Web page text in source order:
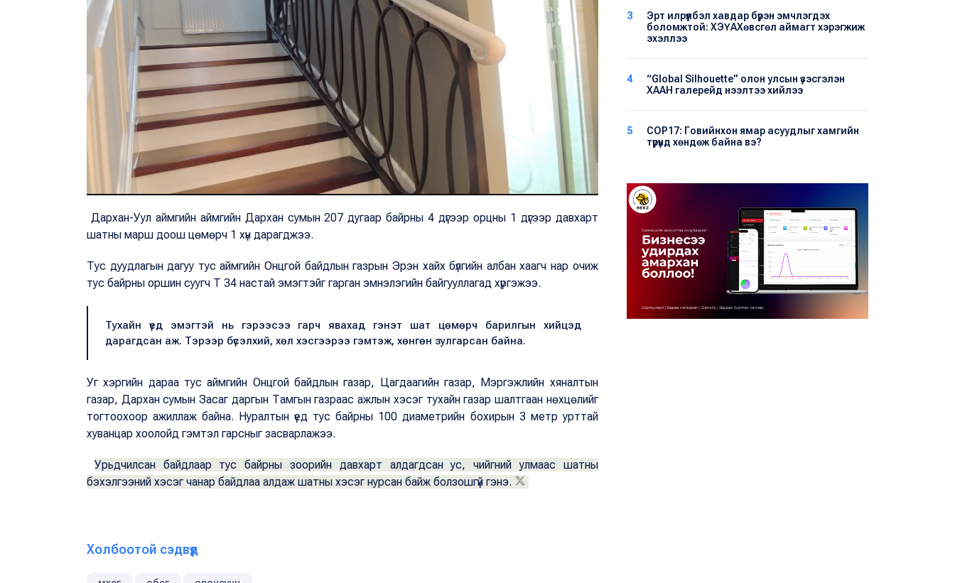
Дархан-Уул аймгийн аймгийн Дархан сумын 207 дугаар байрны 4 дүгээр орцны 1 дүгээр давхарт
шатны марш доош цөмөрч 1 хүн дарагджээ.
Тус дуудлагын дагуу тус аймгийн Онцгой байдлын газрын Эрэн хайх бүлгийн албан хаагч нар очиж
тус байрны оршин суугч Т 34 настай эмэгтэйг гарган эмнэлэгийн байгууллагад хүргэжээ.
Тухайн үед эмэгтэй нь гэрээсээ гарч явахад гэнэт шат цөмөрч барилгын хийцэд
дарагдсан аж. Тэрээр бүсэлхий, хөл хэсгээрээ гэмтэж, хөнгөн зулгарсан байна.
Уг хэргийн дараа тус аймгийн Онцгой байдлын газар, Цагдаагийн газар, Мэргэжлийн хяналтын
газар, Дархан сумын Засаг даргын Тамгын газраас ажлын хэсэг тухайн газар шалтгаан нөхцөлийг
тогтоохоор ажиллаж байна. Нуралтын үед тус байрны 100 диаметрийн бохирын 3 метр урттай
хуванцар хоолойд гэмтэл гарсныг засварлажээ.
Урьдчилсан байдлаар тус байрны зоорийн давхарт алдагдсан ус, чийгний улмаас шатны
бэхэлгээний хэсэг чанар байдлаа алдаж шатны хэсэг нурсан байж болзошгүй гэнэ.
Холбоотой сэдвүүд
3
Эрт илрүүлбэл хавдар бүрэн эмчлэгдэх
боломжтой: ХЭҮА​Хөвсгөл аймагт хэрэгжиж
эхэллээ
4
“Global Silhouette” олон улсын үзэсгэлэн
ХААН галерейд нээлтээ хийлээ
5
COP17: Говийнхон ямар асуудлыг хамгийн
түрүүнд хөндөж байна вэ?